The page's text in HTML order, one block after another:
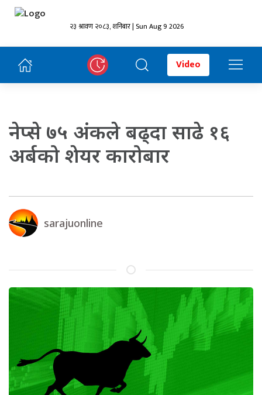
२३ श्रावण २०८३, शनिबार | Sun Aug 9 2026
Video
नेप्से ७५ अंकले बढ्दा साढे १६
अर्बको शेयर कारोबार
sarajuonline